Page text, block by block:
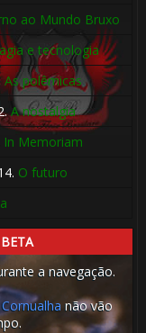
ao Mundo Bruxo
e tecnologia
As polêmicas
A nostalgia
In Memoriam
O futuro
a navegação.
não vão